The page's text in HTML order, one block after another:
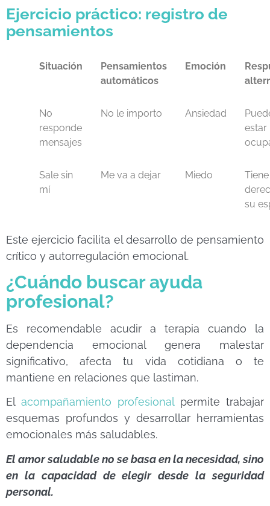
Ejercicio práctico: registro de
pensamientos
Situación
Pensamientos
automáticos
Emoción
No
responde
mensajes
No le importo Ansiedad
estar
Sale sin
mí
Me va a dejar Miedo
Tiene
su
Este ejercicio facilita el desarrollo de pensamiento
crítico y autorregulación emocional.
¿Cuándo buscar ayuda
profesional?
Es recomendable acudir a terapia cuando la
dependencia emocional genera malestar
significativo, afecta tu vida cotidiana o te
mantiene en relaciones que lastiman.
El acompañamiento profesional permite trabajar
esquemas profundos y desarrollar herramientas
emocionales más saludables.
El amor saludable no se basa en la necesidad, sino
en la capacidad de elegir desde la seguridad
personal.